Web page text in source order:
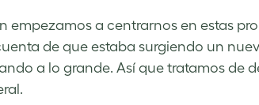
empezamos a centrarnos en estas
de que estaba surgiendo un
a lo grande. Así que tratamos de